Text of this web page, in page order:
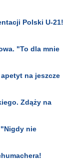
Polski U-21!
"To dla mnie
na jeszcze
Zdąży na
"Nigdy nie